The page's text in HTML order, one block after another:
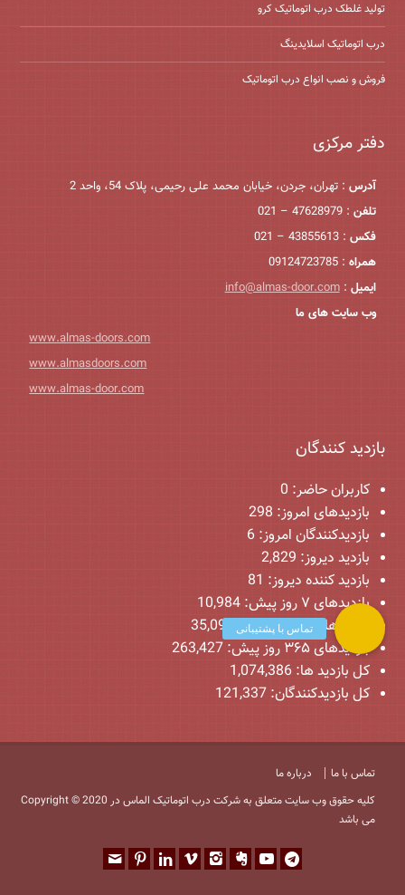
تولید غلطک درب اتوماتیک کرو
درب اتوماتیک اسلایدینگ
فروش و نصب انواع درب اتوماتیک
دفتر مرکزی
آدرس : تهران، جردن، خیابان محمد علی رحیمی، پلاک 54، واحد 2
تلفن : 47628979 – 021
فکس : 43855613 – 021
همراه : 09124723785
ایمیل :
info@almas-door.com
وب سایت های ما
www.almas-doors.com
www.almasdoors.com
www.almas-door.com
بازدید کنندگان
کاربران حاضر: 0
بازدیدهای امروز: 298
بازدیدکنندگان امروز:6
بازدید دیروز: 2,829
بازدید کننده دیروز: 81
بازدیدهای ۷ روز پیش:
10,984
بازدیدهای ۳۰ روز پیش:
35,094
بازدیدهای ۳۶۵ روز پیش:
263,427
کل بازدید ها:1,074,386
کل بازدیدکنند‌گان:121,337
درباره ما
تماس با ما
Copyright © 2020 کلیه حقوق وب سایت متعلق به شرکت درب اتوماتیک الماس در
می باشد